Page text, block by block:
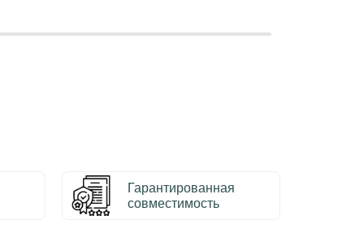
Гарантированная
совместимость